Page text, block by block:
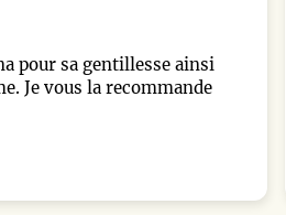
Je recommande ce chirurgien
vraiment très satisfaite de ma
début, il a été à l’écoute,
L’opération s’est très bien
surprise, je n’ai eu quasiment
l’intervention. Le résultat est
j’espérais : un nez naturel qui